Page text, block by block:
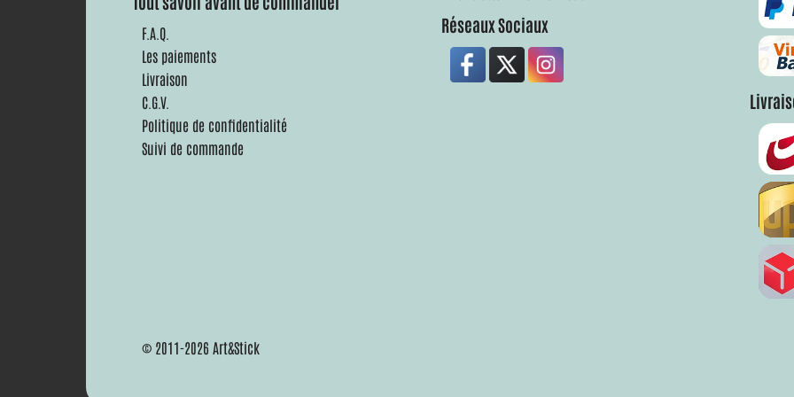
F.A.Q.
Les paiements
Livraison
C.G.V.
Politique de confidentialité
Suivi de commande
Réseaux Sociaux
© 2011-2026 Art&Stick